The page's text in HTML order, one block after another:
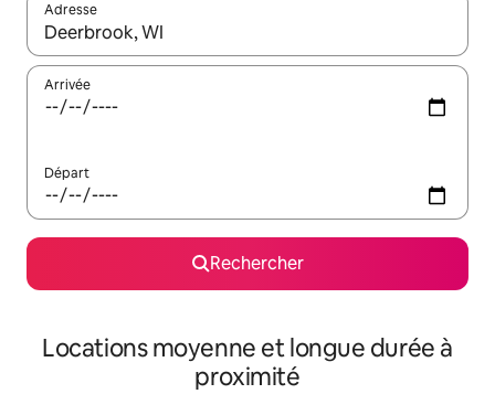
Adresse
Lorsque les résultats s'affichent, utilisez les flèches vers le
Arrivée
Départ
Rechercher
Locations moyenne et longue durée à
proximité